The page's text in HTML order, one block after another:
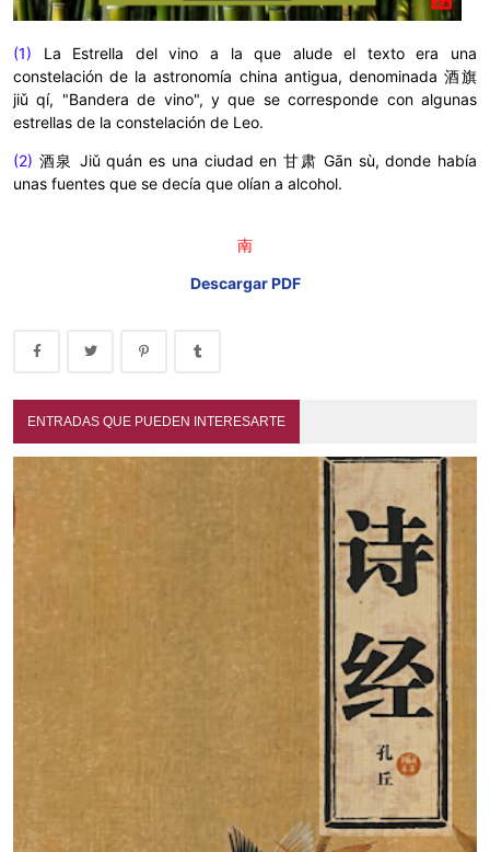
(1) La Estrella del vino a la que alude el texto era una
constelación de la astronomía china antigua, denominada 酒旗
jiǔ qí, "Bandera de vino", y que se corresponde con algunas
estrellas de la constelación de Leo.
(2) 酒泉 Jiǔ quán es una ciudad en 甘肃 Gān sù, donde había
unas fuentes que se decía que olían a alcohol.
南
Descargar PDF
ENTRADAS QUE PUEDEN INTERESARTE